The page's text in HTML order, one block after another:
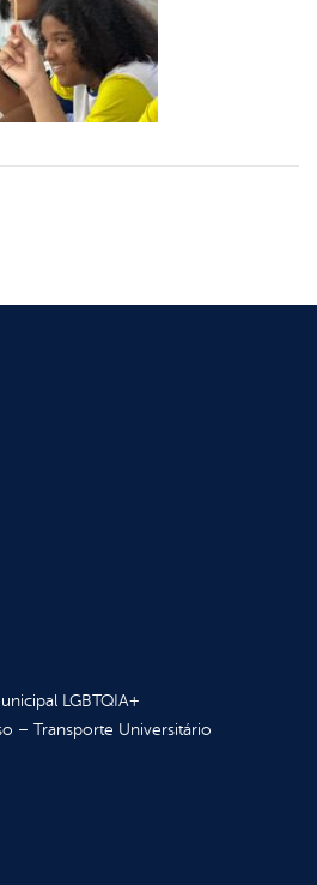
LGBTQIA+
– Transporte Universitário